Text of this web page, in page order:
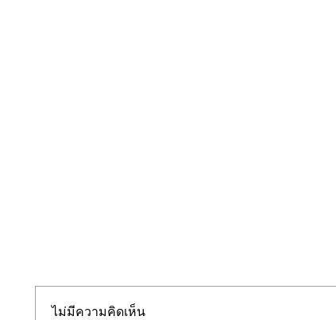
ไม่มีความคิดเห็น